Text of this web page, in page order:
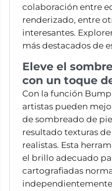
colaboración entre
renderizado, entre
interesantes.
más destacados de
Eleve el
con un toque
Con la función Bump
artistas pueden
de sombreado de
resultado texturas
realistas. Esta
el brillo adecuado
cartografiadas